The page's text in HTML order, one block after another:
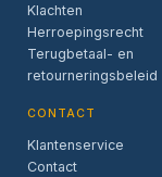
Klachten
Herroepingsrecht
Terugbetaal- en
retourneringsbeleid
CONTACT
Klantenservice
Contact